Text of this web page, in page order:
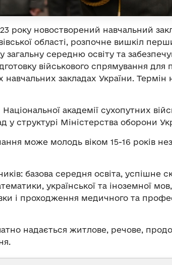
року новостворений навчальний
області, розпочне вишкіл
загальну середню освіту та
військового спрямування для
навчальних закладах України. Термін
академії сухопутних
у структурі Міністерства оборони
може молодь віком 15-16 років
базова середня освіта, успішне
української та іноземної
і проходження медичного та
надається житлове, речове,